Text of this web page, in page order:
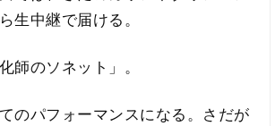
生中継で届ける。
師のソネット」。
のパフォーマンスになる。さだが